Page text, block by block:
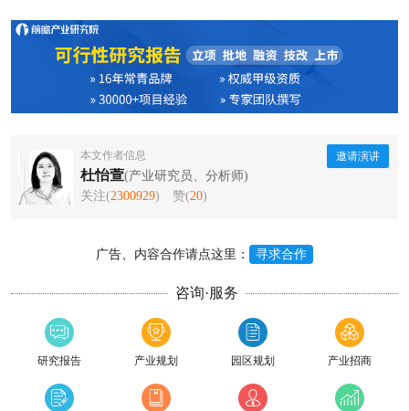
本文作者信息
杜怡萱(产业研究员、分析师)
关注(2300929) 赞(20)
邀请演讲
广告、内容合作请点这里： 寻求合作
咨询·服务
研究报告 产业规划 园区规划 产业招商